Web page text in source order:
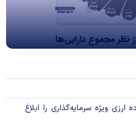
نظر مجموع دارایی‌ها
ویژه سرمایه‌گذاری را ابلاغ